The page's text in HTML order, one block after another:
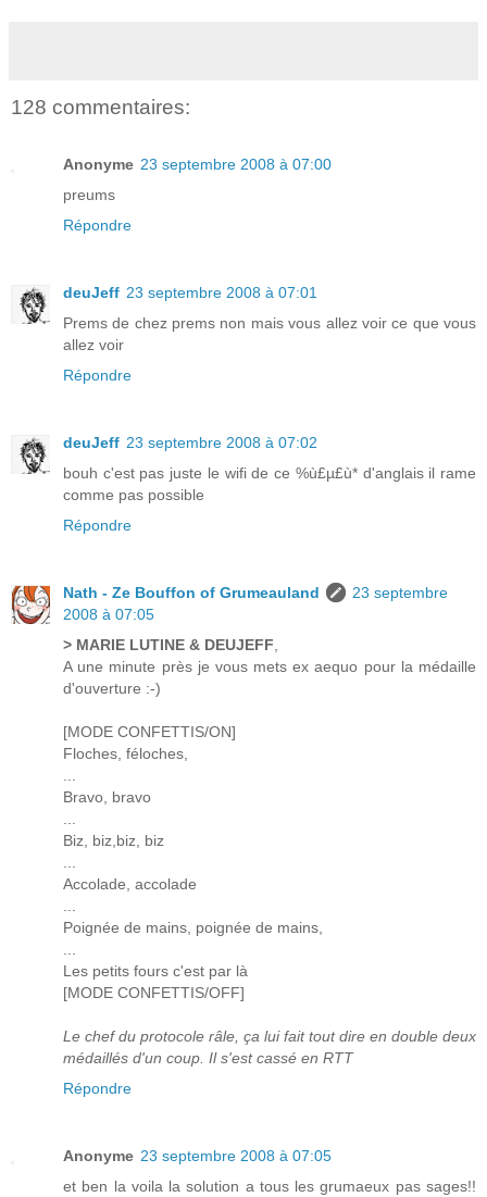
128 commentaires:
Anonyme 23 septembre 2008 à 07:00
preums
Répondre
deuJeff 23 septembre 2008 à 07:01
Prems de chez prems non mais vous allez voir ce que vous
allez voir
Répondre
deuJeff 23 septembre 2008 à 07:02
bouh c'est pas juste le wifi de ce %ù£µ£ù* d'anglais il rame
comme pas possible
Répondre
Nath - Ze Bouffon of Grumeauland
23 septembre
2008 à 07:05
> MARIE LUTINE & DEUJEFF
A une minute près je vous mets ex aequo pour la médaille
d'ouverture :-)
[MODE CONFETTIS/ON]
Floches, féloches,
Bravo, bravo
Biz, biz,biz, biz
Accolade, accolade
Poignée de mains, poignée de mains,
Les petits fours c'est par là
[MODE CONFETTIS/OFF]
Le chef du protocole râle, ça lui fait tout dire en double deux
médaillés d'un coup. Il s'est cassé en RTT
Répondre
Anonyme 23 septembre 2008 à 07:05
et ben la voila la solution a tous les grumaeux pas sages!!